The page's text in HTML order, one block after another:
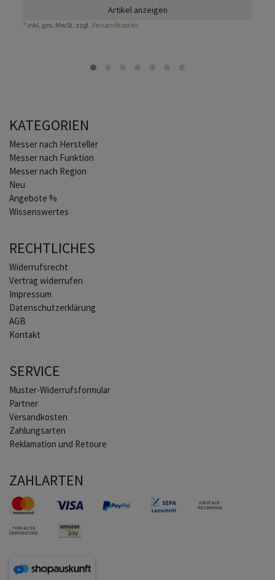
Artikel anzeigen
* inkl. ges. MwSt. zzgl.Versandkosten
KATEGORIEN
Home
Messer nach Hersteller
Messer nach Funktion
Messer nach Region
Neu
Angebote %
Wissenswertes
RECHTLICHES
Widerrufs­recht
Vertrag widerrufen
Impressum
Daten­schutz­erklärung
AGB
Kontakt
SERVICE
Muster-Widerrufsformular
Partner
Versandkosten
Zahlungsarten
Reklamation und Retoure
ZAHLARTEN